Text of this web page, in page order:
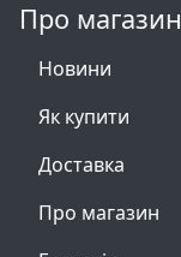
Про магазин
Новини
Як купити
Доставка
Про магазин